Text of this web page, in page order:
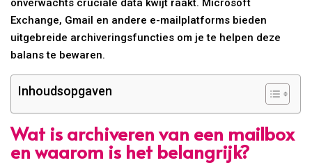
onverwachts cruciale data kwijt raakt. Microsoft
Exchange, Gmail en andere e-mailplatforms bieden
uitgebreide archiveringsfuncties om je te helpen deze
balans te bewaren.
Inhoudsopgaven
Wat is archiveren van een mailbox
en waarom is het belangrijk?